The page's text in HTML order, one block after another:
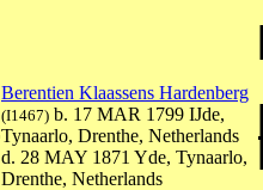
Berentien Klaassens Hardenberg
(I1467) b. 17 MAR 1799 IJde,
Tynaarlo, Drenthe, Netherlands
d. 28 MAY 1871 Yde, Tynaarlo,
Drenthe, Netherlands